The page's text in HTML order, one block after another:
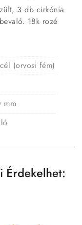
3 db cirkónia
18k rozé
(orvosi fém)
mm
Érdekelhet: